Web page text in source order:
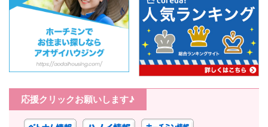
応援クリックお願いします♪